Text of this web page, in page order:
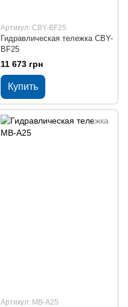
Артикул: CBY-BF25
Гидравлическая тележка CBY-
BF25
11 673 грн
Купить
Артикул: MB-A25